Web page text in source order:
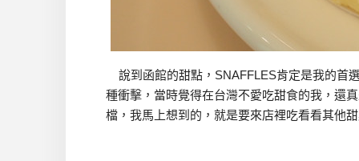
說到函館的甜點，SNAFFLES肯定是我的首
種衝擊，當時覺得在台灣不愛吃甜食的我，還
檔，我馬上想到的，就是要來店裡吃看看其他